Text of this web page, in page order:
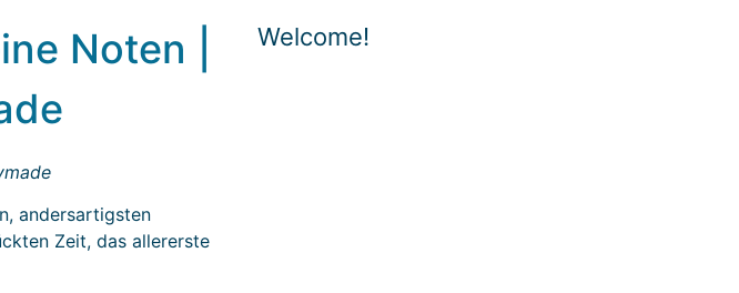
Welcome!
Noten |
andersartigsten
Zeit, das allererste